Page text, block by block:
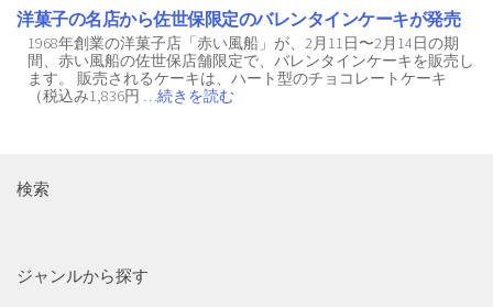
洋菓子の名店から佐世保限定のバレンタインケーキが発売
1968年創業の洋菓子店「赤い風船」が、2月11日〜2月14日の期
間、赤い風船の佐世保店舗限定で、バレンタインケーキを販売し
ます。 販売されるケーキは、ハート型のチョコレートケーキ
（税込み1,836円 …続きを読む
検索
ジャンルから探す